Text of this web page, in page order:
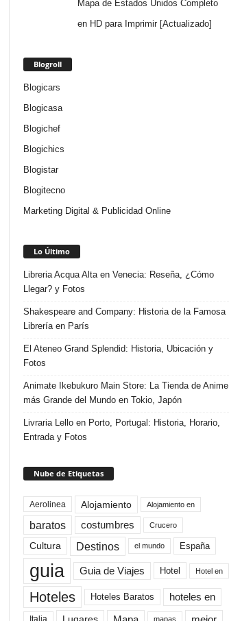
Mapa de Estados Unidos Completo
en HD para Imprimir [Actualizado]
Blogroll
Blogicars
Blogicasa
Blogichef
Blogichics
Blogistar
Blogitecno
Marketing Digital & Publicidad Online
Lo Último
Libreria Acqua Alta en Venecia: Reseña, ¿Cómo
Llegar? y Fotos
Shakespeare and Company: Historia de la Famosa
Librería en París
El Ateneo Grand Splendid: Historia, Ubicación y
Fotos
Animate Ikebukuro Main Store: La Tienda de Anime
más Grande del Mundo en Tokio, Japón
Livraria Lello en Porto, Portugal: Historia, Horario,
Entrada y Fotos
Nube de Etiquetas
Aerolinea Alojamiento Alojamiento en
baratos costumbres Crucero
Cultura Destinos el mundo España
guia Guia de Viajes Hotel Hotel en
Hoteles Hoteles Baratos hoteles en
Italia mapas